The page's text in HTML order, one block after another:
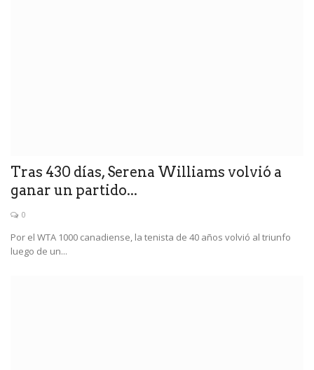
Tras 430 días, Serena Williams volvió a
ganar un partido...
0
Por el WTA 1000 canadiense, la tenista de 40 años volvió al triunfo
luego de un...